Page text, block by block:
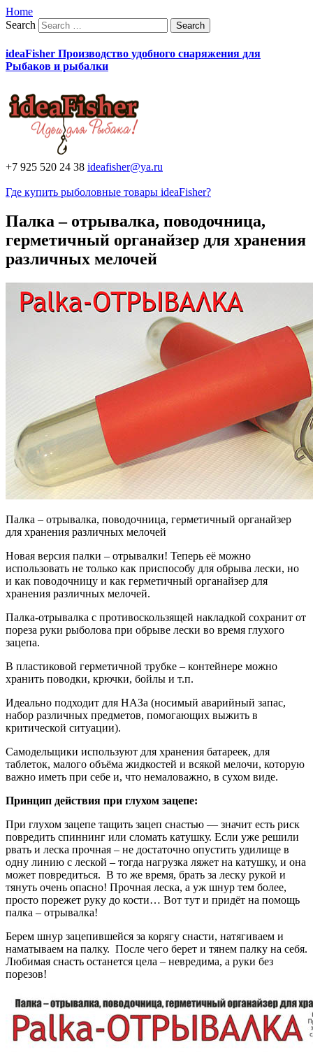
Home
Search
ideaFisher Производство удобного снаряжения для
Рыбаков и рыбалки
+7 925 520 24 38 ideafisher@ya.ru
Где купить рыболовные товары ideaFisher?
Палка – отрывалка, поводочница,
герметичный органайзер для хранения
различных мелочей
Палка – отрывалка, поводочница, герметичный органайзер
для хранения различных мелочей
Новая версия палки – отрывалки! Теперь её можно
использовать не только как приспособу для обрыва лески, но
и как поводочницу и как герметичный органайзер для
хранения различных мелочей.
Палка-отрывалка с противоскользящей накладкой сохранит от
пореза руки рыболова при обрыве лески во время глухого
зацепа.
В пластиковой герметичной трубке – контейнере можно
хранить поводки, крючки, бойлы и т.п.
Идеально подходит для НАЗа (носимый аварийный запас,
набор различных предметов, помогающих выжить в
критической ситуации).
Самодельщики используют для хранения батареек, для
таблеток, малого объёма жидкостей и всякой мелочи, которую
важно иметь при себе и, что немаловажно, в сухом виде.
Принцип действия при глухом зацепе:
При глухом зацепе тащить зацеп снастью — значит есть риск
повредить спиннинг или сломать катушку. Если уже решили
рвать и леска прочная – не достаточно опустить удилище в
одну линию с леской – тогда нагрузка ляжет на катушку, и она
может повредиться. В то же время, брать за леску рукой и
тянуть очень опасно! Прочная леска, а уж шнур тем более,
просто порежет руку до кости… Вот тут и придёт на помощь
палка – отрывалка!
Берем шнур зацепившейся за корягу снасти, натягиваем и
наматываем на палку. После чего берет и тянем палку на себя.
Любимая снасть останется цела – невредима, а руки без
порезов!